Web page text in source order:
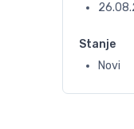
Stanje
Novi